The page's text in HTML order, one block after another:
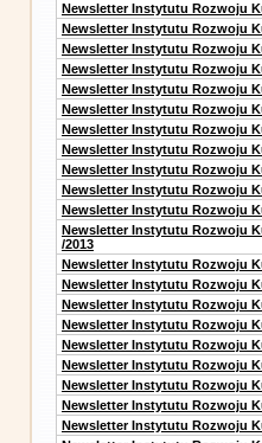
Newsletter Instytutu Rozwoju
Newsletter Instytutu Rozwoju
Newsletter Instytutu Rozwoju
Newsletter Instytutu Rozwoju
Newsletter Instytutu Rozwoju
Newsletter Instytutu Rozwoju
Newsletter Instytutu Rozwoju
Newsletter Instytutu Rozwoju
Newsletter Instytutu Rozwoju
Newsletter Instytutu Rozwoju
Newsletter Instytutu Rozwoju
Newsletter Instytutu Rozwoju
/2013
Newsletter Instytutu Rozwoju
Newsletter Instytutu Rozwoju
Newsletter Instytutu Rozwoju
Newsletter Instytutu Rozwoju
Newsletter Instytutu Rozwoju
Newsletter Instytutu Rozwoju
Newsletter Instytutu Rozwoju
Newsletter Instytutu Rozwoju
Newsletter Instytutu Rozwoju